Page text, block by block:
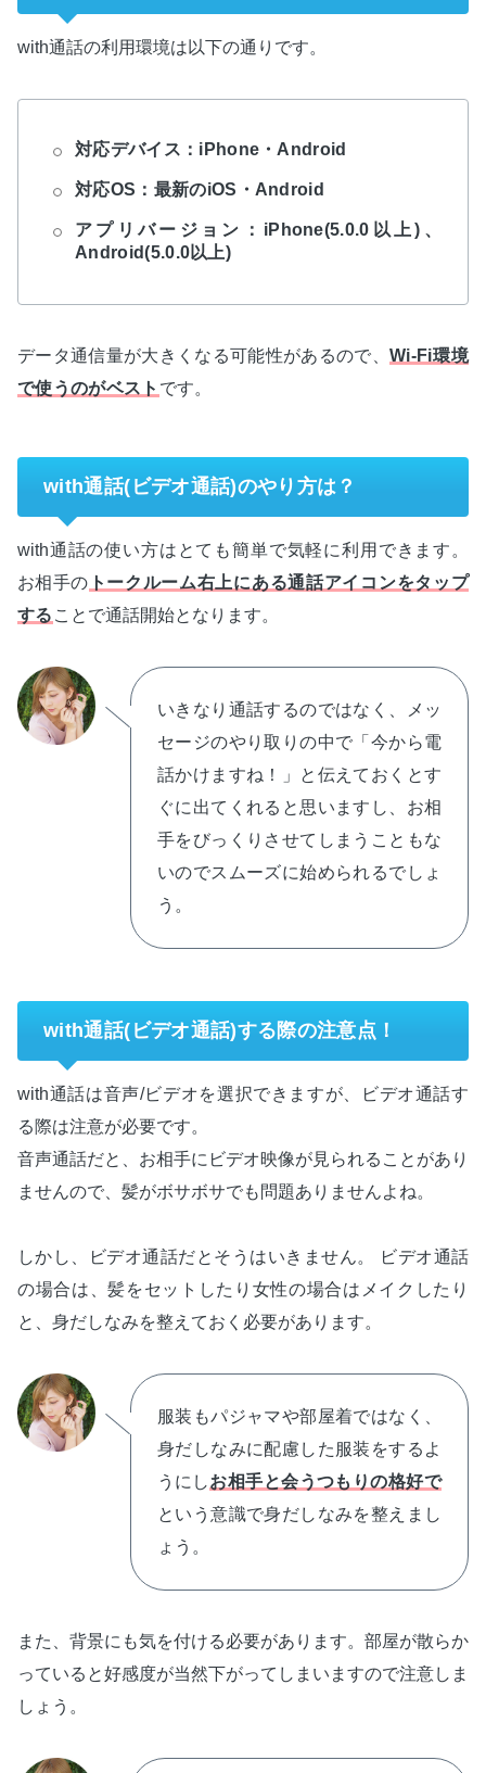
with通話の利用環境は以下の通りです。
対応デバイス：iPhone・Android
対応OS：最新のiOS・Android
アプリバージョン：iPhone(5.0.0以上)、
Android(5.0.0以上)
データ通信量が大きくなる可能性があるので、Wi-Fi環境
で使うのがベスト です。
with通話(ビデオ通話)のやり方は？
with通話の使い方はとても簡単で気軽に利用できます。
お相手の トークルーム右上にある通話アイコンをタップ
する ことで通話開始となります。
いきなり通話するのではなく、メッ
セージのやり取りの中で「今から電
話かけますね！」と伝えておくとす
ぐに出てくれると思いますし、お相
手をびっくりさせてしまうこともな
いのでスムーズに始められるでしょ
う。
with通話(ビデオ通話)する際の注意点！
with通話は音声/ビデオを選択できますが、ビデオ通話す
る際は注意が必要です。
音声通話だと、お相手にビデオ映像が見られることがあり
ませんので、髪がボサボサでも問題ありませんよね。
しかし、ビデオ通話だとそうはいきません。 ビデオ通話
の場合は、髪をセットしたり女性の場合はメイクしたり
と、身だしなみを整えておく必要があります。
服装もパジャマや部屋着ではなく、
身だしなみに配慮した服装をするよ
うにしお相手と会うつもりの格好で
という意識で身だしなみを整えまし
ょう。
また、背景にも気を付ける必要があります。部屋が散らか
っていると好感度が当然下がってしまいますので注意しま
しょう。